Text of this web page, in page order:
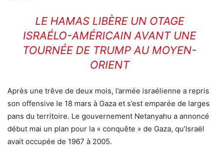
LE HAMAS LIBÈRE UN OTAGE
ISRAÉLO-AMÉRICAIN AVANT UNE
TOURNÉE DE TRUMP AU MOYEN-
ORIENT
Après une trêve de deux mois, l’armée israélienne a repris
son offensive le 18 mars à Gaza et s’est emparée de larges
pans du territoire. Le gouvernement Netanyahu a annoncé
début mai un plan pour la « conquête » de Gaza, qu’Israël
avait occupée de 1967 à 2005.